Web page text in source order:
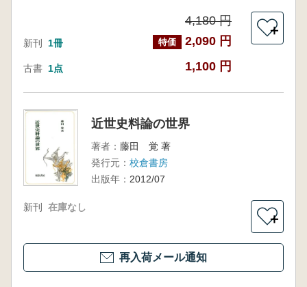
新刊 1冊
4,180 円
特価 2,090 円
古書 1点 1,100 円
＋
近世史料論の世界
著者： 藤田 覚 著
発行元： 校倉書房
出版年： 2012/07
新刊 在庫なし
＋
再入荷メール通知